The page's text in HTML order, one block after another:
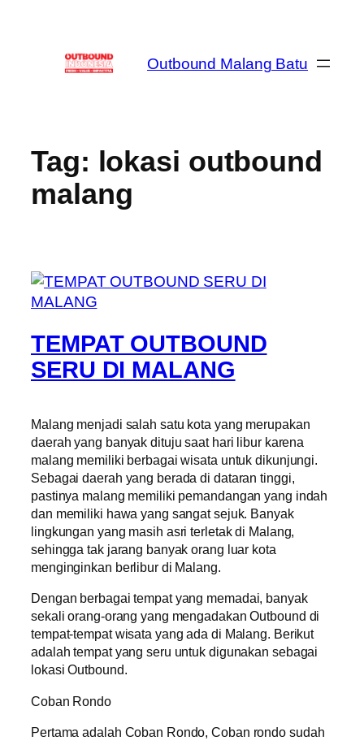
Outbound Malang Batu
Tag: lokasi outbound
malang
TEMPAT OUTBOUND
SERU DI MALANG
Malang menjadi salah satu kota yang merupakan
daerah yang banyak dituju saat hari libur karena
malang memiliki berbagai wisata untuk dikunjungi.
Sebagai daerah yang berada di dataran tinggi,
pastinya malang memiliki pemandangan yang indah
dan memiliki hawa yang sangat sejuk. Banyak
lingkungan yang masih asri terletak di Malang,
sehingga tak jarang banyak orang luar kota
menginginkan berlibur di Malang.
Dengan berbagai tempat yang memadai, banyak
sekali orang-orang yang mengadakan Outbound di
tempat-tempat wisata yang ada di Malang. Berikut
adalah tempat yang seru untuk digunakan sebagai
lokasi Outbound.
Coban Rondo
Pertama adalah Coban Rondo, Coban rondo sudah